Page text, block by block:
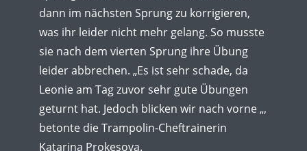
dann im nächsten Sprung zu korrigieren,
was ihr leider nicht mehr gelang. So musste
sie nach dem vierten Sprung ihre Übung
leider abbrechen. „Es ist sehr schade, da
Leonie am Tag zuvor sehr gute Übungen
geturnt hat. Jedoch blicken wir nach vorne „,
betonte die Trampolin-Cheftrainerin
Katarina Prokesova.